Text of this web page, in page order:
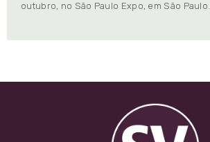
outubro, no São Paulo Expo, em São Paulo.